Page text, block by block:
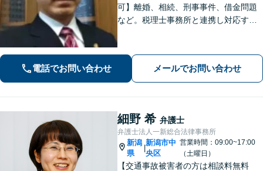
可】離婚、相続、刑事事件、借金問題
など。税理士事務所と連携し対応する
まずはお気軽にご相談ください【休
日・夜間相談可】
電話でお問い合わせ メールでお問い合わせ
細野 希 弁護士
弁護士法人一新総合法律事務所
新潟
県
新潟市中
央区
営業時間：09:00~17:00
（土曜日）
【交通事故被害者の方は相談料無料